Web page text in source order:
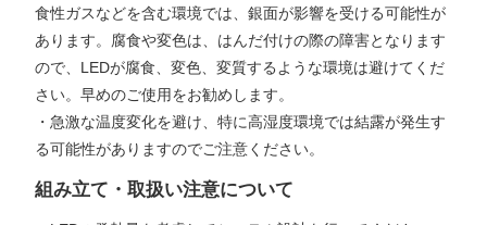
食性ガスなどを含む環境では、銀面が影響を受ける可能性が
あります。腐食や変色は、はんだ付けの際の障害となります
ので、LEDが腐食、変色、変質するような環境は避けてくだ
さい。早めのご使用をお勧めします。
・急激な温度変化を避け、特に高湿度環境では結露が発生す
る可能性がありますのでご注意ください。
組み立て・取扱い注意について